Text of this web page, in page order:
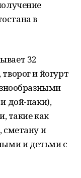
в
32
и йогурт
дой-паки),
такие как
сметану и
и детьми с